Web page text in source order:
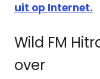
uit op Internet.
Wild FM
over